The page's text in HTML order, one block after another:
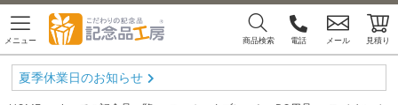
メニュー 商品検索 電話 メール 見積り
夏季休業日のお知らせ